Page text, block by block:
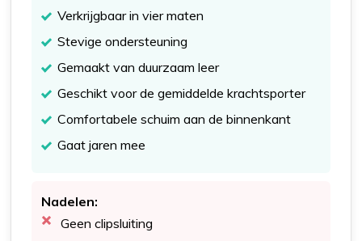
Verkrijgbaar in vier maten
Stevige ondersteuning
Gemaakt van duurzaam leer
Geschikt voor de gemiddelde krachtsporter
Comfortabele schuim aan de binnenkant
Gaat jaren mee
Nadelen:
Geen clipsluiting